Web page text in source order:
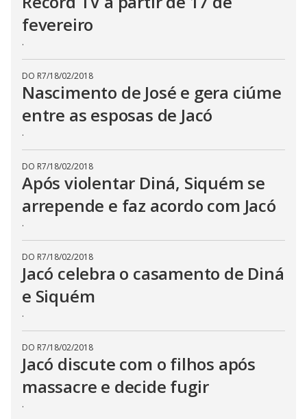
d
e
o
fevereiro
.
DO R7/18/02/2018
Nascimento de José e gera ciúme
entre as esposas de Jacó
.
DO R7/18/02/2018
Após violentar Diná, Siquém se
arrepende e faz acordo com Jacó
.
DO R7/18/02/2018
Jacó celebra o casamento de Diná
e Siquém
.
DO R7/18/02/2018
Jacó discute com o filhos após
massacre e decide fugir
.